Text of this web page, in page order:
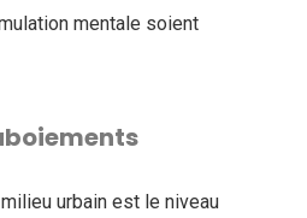
mentale soient
urbain est le niveau